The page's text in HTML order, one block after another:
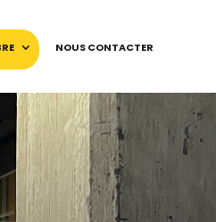
NOUS CONTACTER